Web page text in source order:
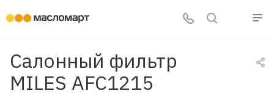
Салонный фильтр
MILES AFC1215